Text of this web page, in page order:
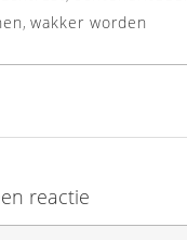
, wakker worden
reactie